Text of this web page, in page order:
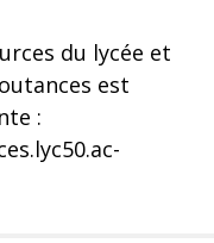
du lycée et
est
: